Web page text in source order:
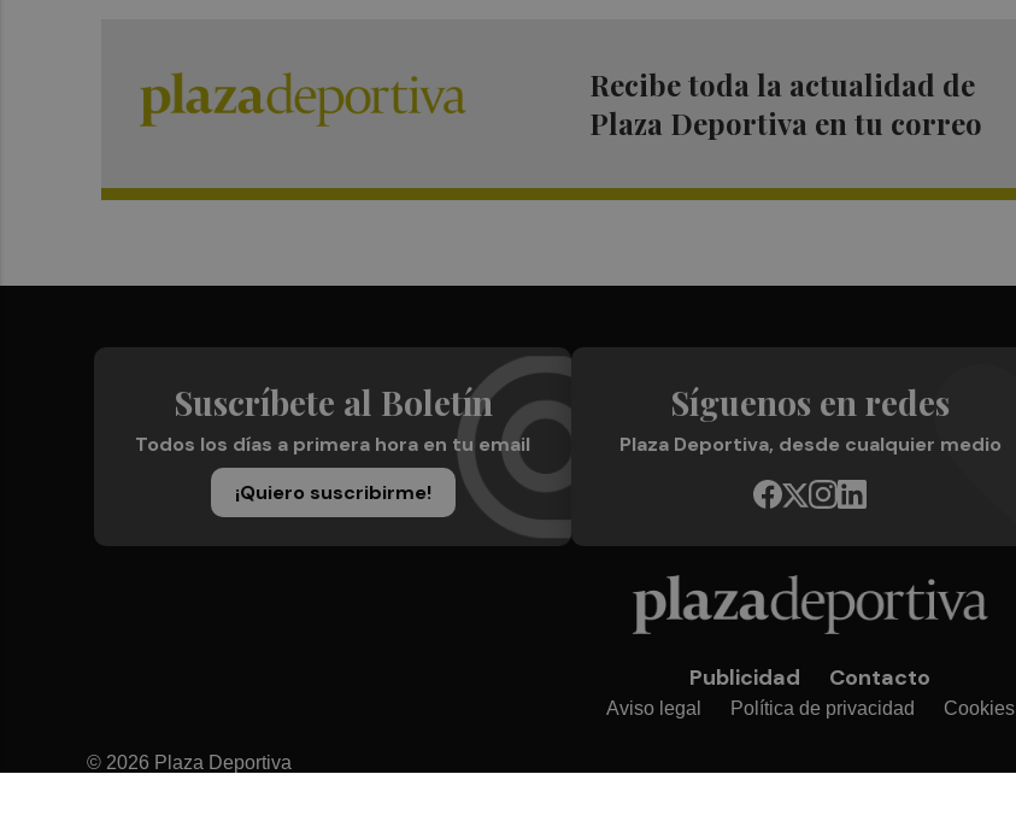
Recibe toda la actualidad de
Plaza Deportiva en tu correo
Suscríbete al Boletín
Todos los días a primera hora en tu email
¡Quiero suscribirme!
Síguenos en redes
Plaza Deportiva, desde cualquier medio
Publicidad Contacto
Aviso legal Política de privacidad Cookies
© 2026 Plaza Deportiva